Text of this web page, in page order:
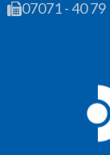
07071 - 40 79